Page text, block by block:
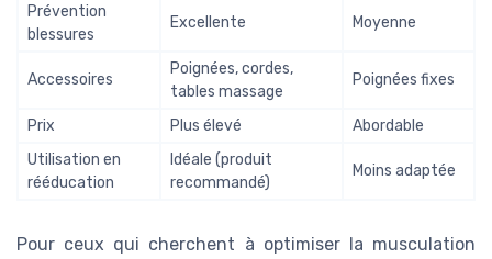
Prévention
blessures
Excellente Moyenne
Accessoires
Poignées, cordes,
tables massage
Poignées fixes
Prix Plus élevé
Abordable
Utilisation en
rééducation
Idéale (produit
recommandé)
Moins adaptée
Pour ceux qui cherchent à optimiser la musculation